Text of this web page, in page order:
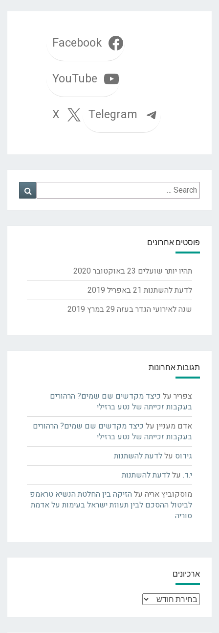
Facebook
YouTube
Telegram
X
Search
for:
Search
פוסטים אחרונים
תהיו יותר שועלים 23 באוקטובר 2020
לדעת להשתנות 21 באפריל 2019
שנה לאירועי הגדר בעזה 29 במרץ 2019
תגובות אחרונות
צפרירעל כיצד מקדשים שם שמים? הרהורים
בעקבות זכייתה של נטע ברזילי
אדם מענייןעל כיצד מקדשים שם שמים? הרהורים
בעקבות זכייתה של נטע ברזילי
גידוס עללדעת להשתנות
י.ד.עללדעת להשתנות
מוסקוביץ אריהעל הזיקה בין החלטת הנשיא טראמפ
לביטול ההסכם לבין תעוזת ישראל בעימות על אדמת
סוריה
ארכיונים
ארכיונים